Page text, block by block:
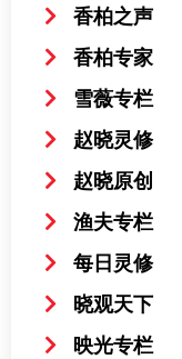
香柏之声
香柏专家
雪薇专栏
赵晓灵修
赵晓原创
渔夫专栏
每日灵修
晓观天下
映光专栏